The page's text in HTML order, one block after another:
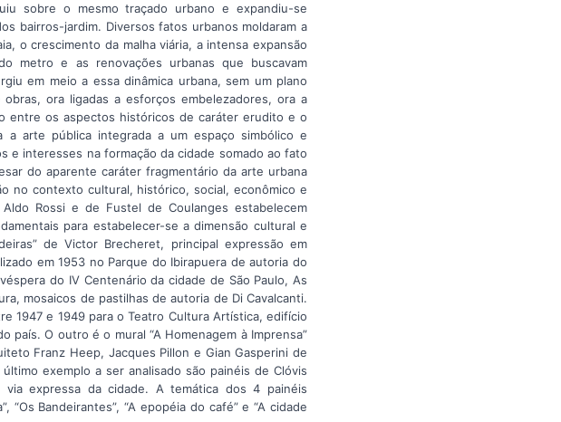
sobre o mesmo traçado urbano e expandiu-se
bairros-jardim. Diversos fatos urbanos moldaram a
o crescimento da malha viária, a intensa expansão
metro e as renovações urbanas que buscavam
em meio a essa dinâmica urbana, sem um plano
ora ligadas a esforços embelezadores, ora a
entre os aspectos históricos de caráter erudito e o
a arte pública integrada a um espaço simbólico e
interesses na formação da cidade somado ao fato
do aparente caráter fragmentário da arte urbana
no contexto cultural, histórico, social, econômico e
Rossi e de Fustel de Coulanges estabelecem
para estabelecer-se a dimensão cultural e
de Victor Brecheret, principal expressão em
em 1953 no Parque do Ibirapuera de autoria do
do IV Centenário da cidade de São Paulo, As
mosaicos de pastilhas de autoria de Di Cavalcanti.
1947 e 1949 para o Teatro Cultura Artística, edifício
O outro é o mural “A Homenagem à Imprensa”
Franz Heep, Jacques Pillon e Gian Gasperini de
exemplo a ser analisado são painéis de Clóvis
via expressa da cidade. A temática dos 4 painéis
Bandeirantes”, “A epopéia do café” e “A cidade